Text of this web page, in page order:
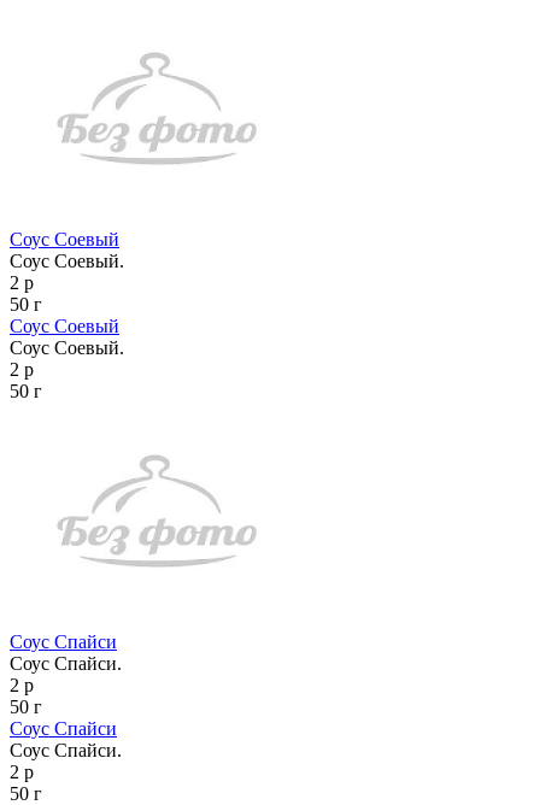
Соус Соевый
Соус Соевый.
2 р
50 г
Соус Соевый
Соус Соевый.
2 р
50 г
Соус Спайси
Соус Спайси.
2 р
50 г
Соус Спайси
Соус Спайси.
2 р
50 г